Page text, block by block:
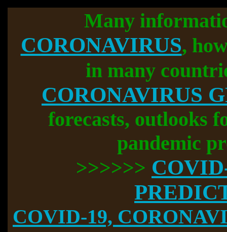
Many
CORONAVIRUS,
in many
CORONAVIRUS
forecasts, outlooks
pandemic
>>>>>>
COVID-19,